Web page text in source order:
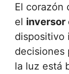
El corazón
el inversor
dispositivo
decisiones
la luz está